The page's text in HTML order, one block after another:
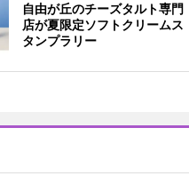
自由が丘のチーズタルト専門
店が夏限定ソフトクリームス
タンプラリー